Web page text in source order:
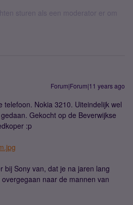
sturen als een moderator er om
Forum|Forum|11 years ago
telefoon. Nokia 3210. Uiteindelijk wel
Gekocht op de Beverwijkse
:p
bij Sony van, dat je na jaren lang
naar de mannen van